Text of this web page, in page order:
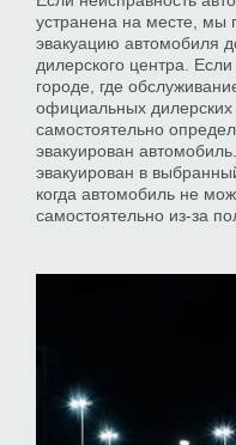
устранена на месте, мы
эвакуацию автомобиля
дилерского центра.
городе, где
официальных
самостоятельно
эвакуирован
эвакуирован в
когда автомобиль не
самостоятельно из-за